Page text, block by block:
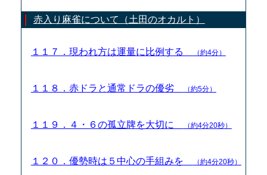
赤入り麻雀について（土田のオカルト）
１１７．現われ方は運量に比例する （約4分）
１１８．赤ドラと通常ドラの優劣 （約5分）
１１９．４・６の孤立牌を大切に （約4分20秒）
１２０．優勢時は５中心の手組みを （約4分20秒）